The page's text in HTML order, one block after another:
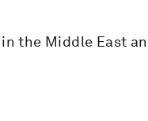
the Middle East